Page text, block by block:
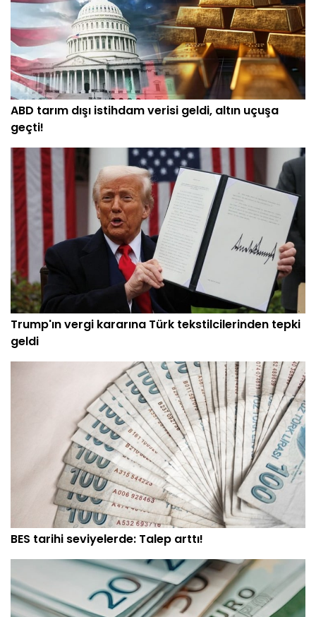
ABD tarım dışı istihdam verisi geldi, altın uçuşa
geçti!
Trump'ın vergi kararına Türk tekstilcilerinden tepki
geldi
BES tarihi seviyelerde: Talep arttı!